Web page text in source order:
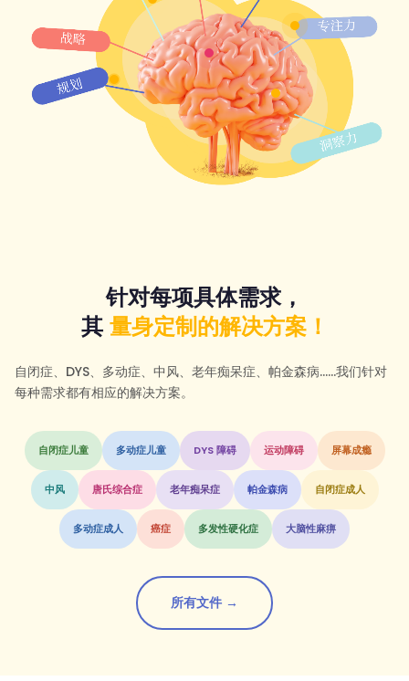
针对每项具体需求，
其 量身定制的解决方案！
自闭症、DYS、多动症、中风、老年痴呆症、帕金森病……我们针对
每种需求都有相应的解决方案。
自闭症儿童 多动症儿童 DYS 障碍 运动障碍 屏幕成瘾
中风 唐氏综合症 老年痴呆症 帕金森病 自闭症成人
多动症成人 癌症 多发性硬化症 大脑性麻痹
所有文件 →